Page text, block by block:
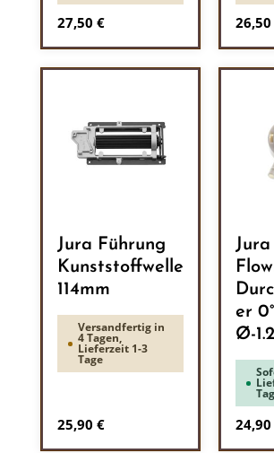
Regulärer Preis:
27,50 €
Jura Führung
Kunststoffwelle
114mm
Versandfertig in
4 Tagen,
Lieferzeit 1-3
Tage
Regulärer Preis:
25,90 €
Jura
er
Ø-